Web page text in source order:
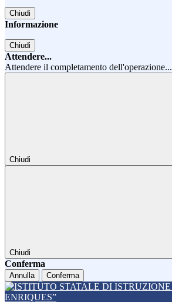
Chiudi
Informazione
Chiudi
Attendere...
Attendere il completamento dell'operazione...
Chiudi
Chiudi
Conferma
Annulla Conferma